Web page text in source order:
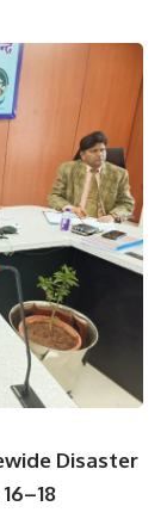
Disaster